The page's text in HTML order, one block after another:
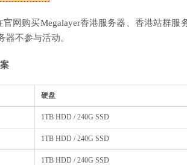
网购买Megalayer香港服务器、香港站群服
器不参与活动。
硬盘
1TB HDD / 240G SSD
1TB HDD / 240G SSD
1TB HDD / 240G SSD